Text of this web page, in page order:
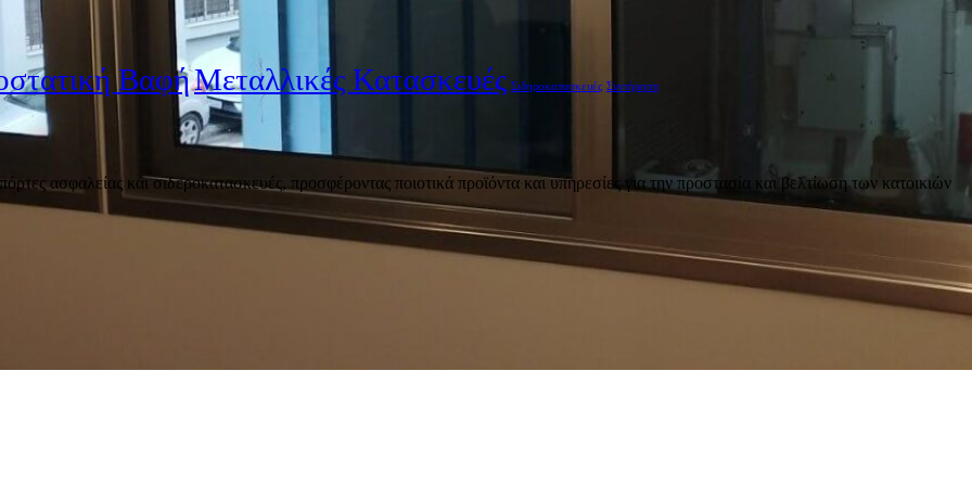
ΒαφήΜεταλλικές Κατασκευές Σιδηροκατασκευές Συντήρηση
ασφαλείας και σιδεροκατασκευές, προσφέροντας ποιοτικά προϊόντα και υπηρεσίες για την προστασία και βελτίωση των κατοικιών